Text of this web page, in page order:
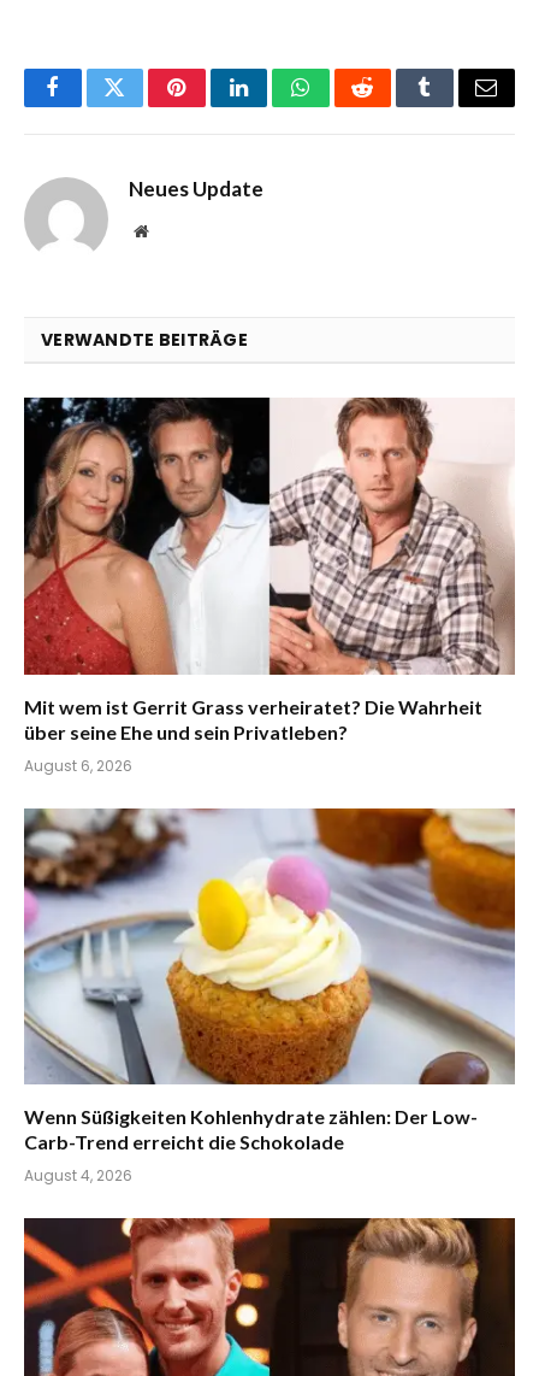
FacebookTwitterPinterestLinkedInWhatsAppRedditTumblrEmail
Neues Update
Website
VERWANDTE BEITRÄGE
Mit wem ist Gerrit Grass verheiratet? Die Wahrheit
über seine Ehe und sein Privatleben?
August 6, 2026
Wenn Süßigkeiten Kohlenhydrate zählen: Der Low-
Carb-Trend erreicht die Schokolade
August 4, 2026